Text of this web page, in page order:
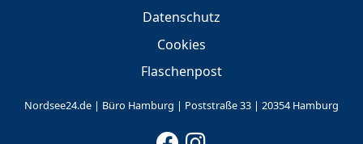
Datenschutz
Cookies
Flaschenpost
Nordsee24.de | Büro Hamburg | Poststraße 33 | 20354 Hamburg